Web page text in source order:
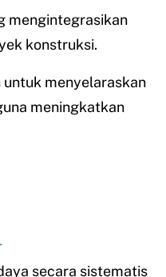
mengintegrasikan
konstruksi.
menyelaraskan
meningkatkan
secara sistematis